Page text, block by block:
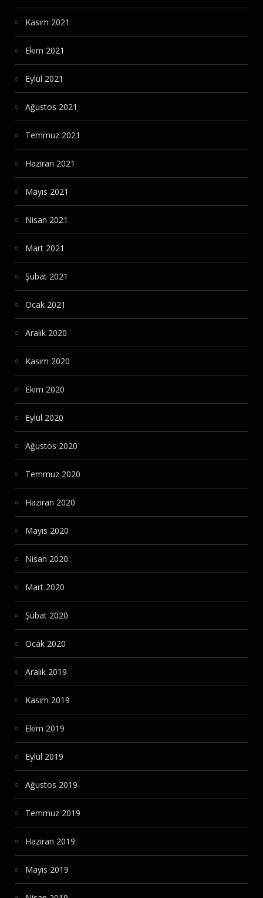
Kasım 2021
Ekim 2021
Eylül 2021
Ağustos 2021
Temmuz 2021
Haziran 2021
Mayıs 2021
Nisan 2021
Mart 2021
Şubat 2021
Ocak 2021
Aralık 2020
Kasım 2020
Ekim 2020
Eylül 2020
Ağustos 2020
Temmuz 2020
Haziran 2020
Mayıs 2020
Nisan 2020
Mart 2020
Şubat 2020
Ocak 2020
Aralık 2019
Kasım 2019
Ekim 2019
Eylül 2019
Ağustos 2019
Temmuz 2019
Haziran 2019
Mayıs 2019